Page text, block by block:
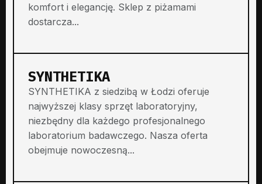
komfort i elegancję. Sklep z piżamami
dostarcza...
SYNTHETIKA
SYNTHETIKA z siedzibą w Łodzi oferuje
najwyższej klasy sprzęt laboratoryjny,
niezbędny dla każdego profesjonalnego
laboratorium badawczego. Nasza oferta
obejmuje nowoczesną...